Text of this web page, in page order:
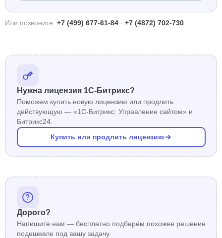
Или позвоните: +7 (499) 677-61-84 · +7 (4872) 702-730
Нужна лицензия 1С-Битрикс?
Поможем купить новую лицензию или продлить
действующую — «1С-Битрикс: Управление сайтом» и
Битрикс24.
Купить или продлить лицензию
Дорого?
Напишите нам — бесплатно подберём похожее решение
подешевле под вашу задачу.